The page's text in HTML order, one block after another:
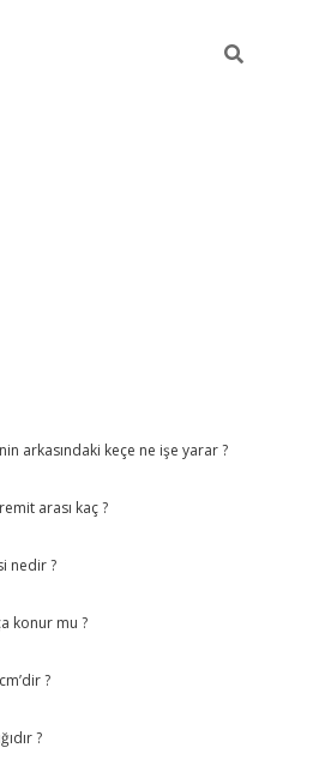
arkasındaki keçe ne işe yarar ?
arası kaç ?
nedir ?
konur mu ?
?
?